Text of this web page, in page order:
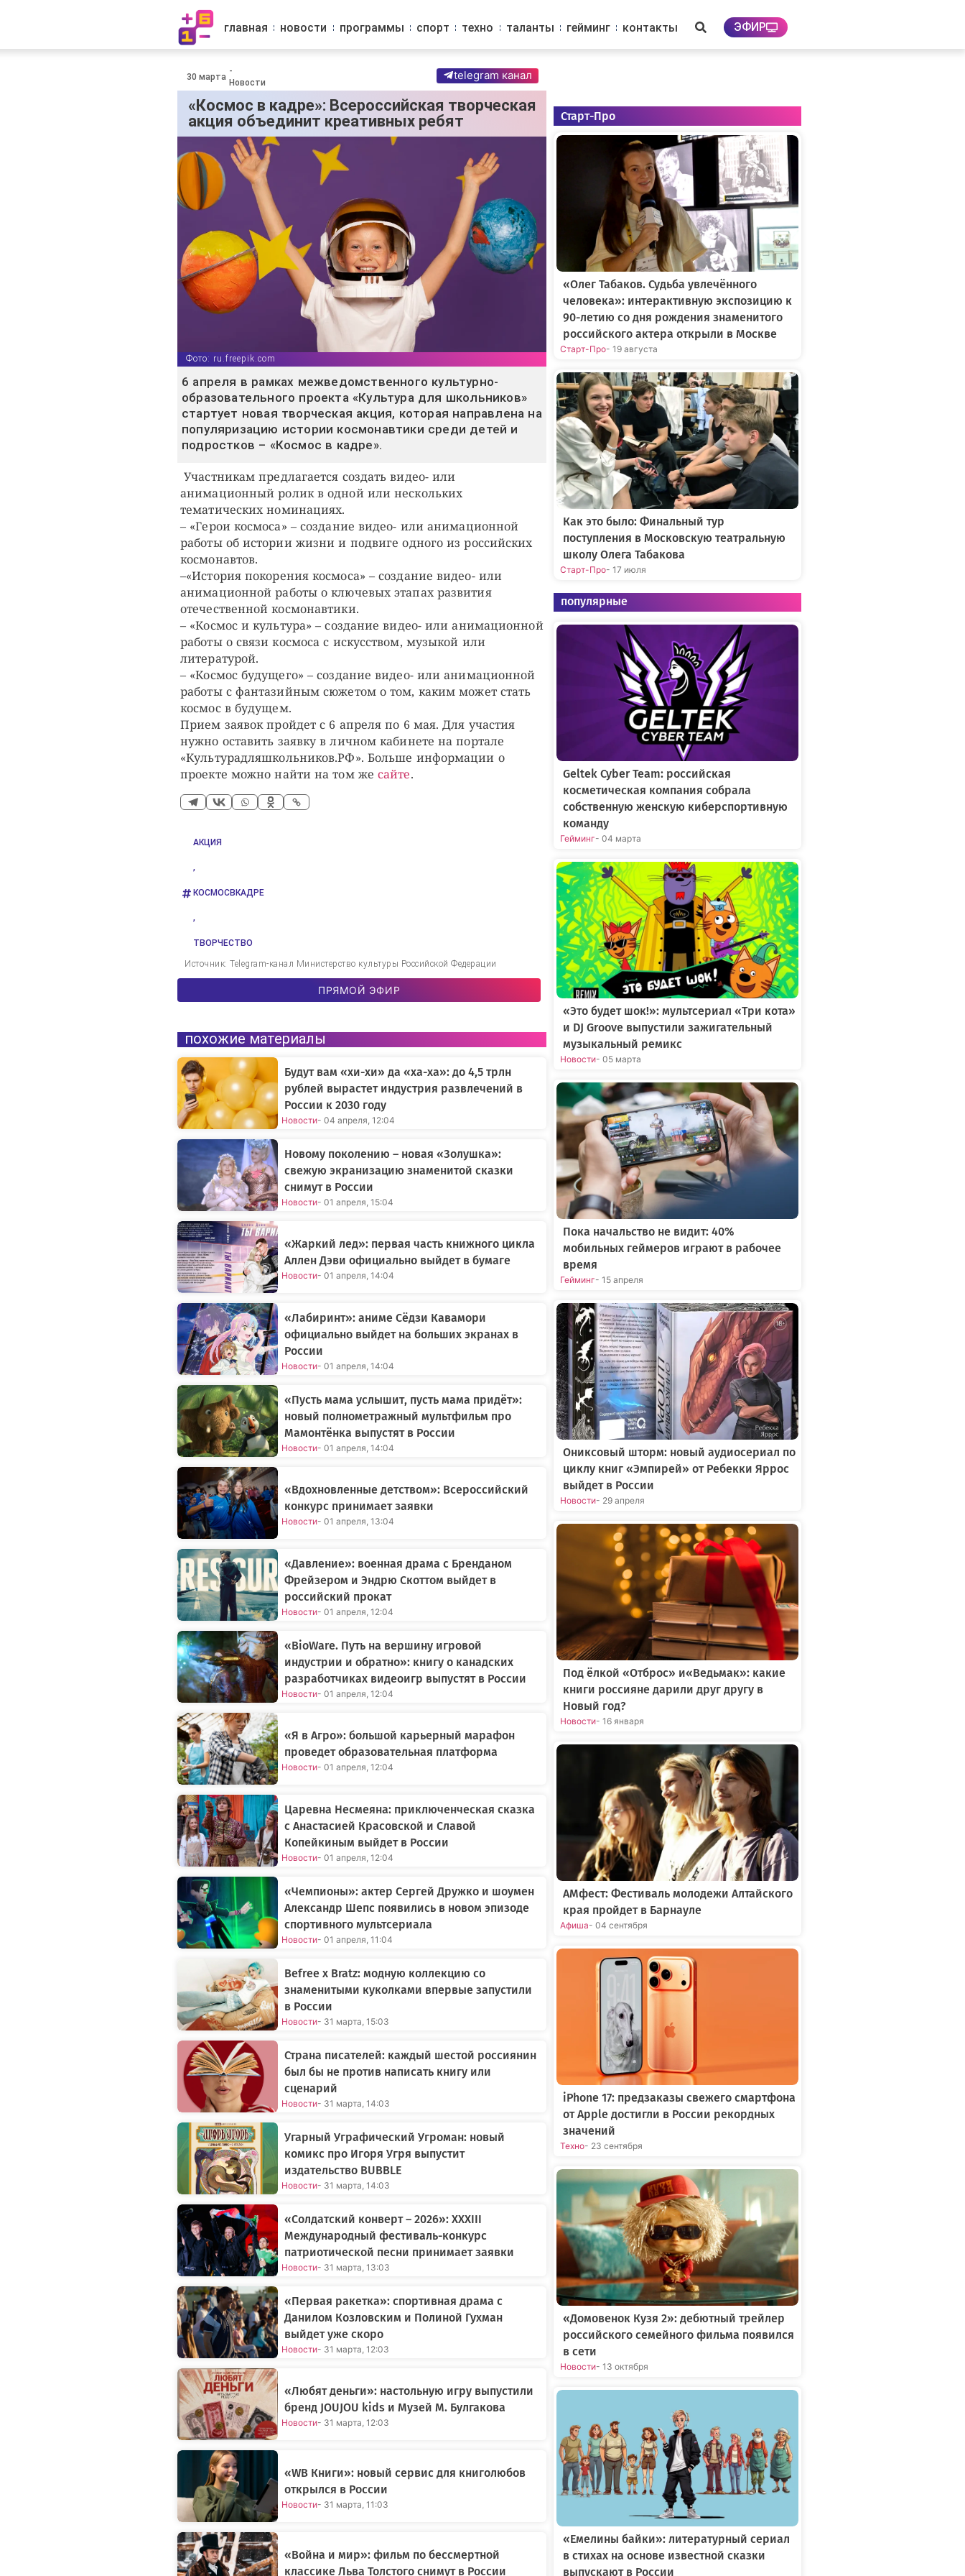
главная новости программы спорт техно таланты гейминг контакты ЭФИР
30 марта
-
Новости
telegram канал
«Космос в кадре»: Всероссийская творческая
акция объединит креативных ребят
Фото: ru.freepik.com
6 апреля в рамках межведомственного культурно-
образовательного проекта «Культура для школьников»
стартует новая творческая акция, которая направлена на
популяризацию истории космонавтики среди детей и
подростков – «Космос в кадре».
Участникам предлагается создать видео- или
анимационный ролик в одной или нескольких
тематических номинациях.
– «Герои космоса» – создание видео- или анимационной
работы об истории жизни и подвиге одного из российских
космонавтов.
–«История покорения космоса» – создание видео- или
анимационной работы о ключевых этапах развития
отечественной космонавтики.
– «Космос и культура» – создание видео- или анимационной
работы о связи космоса с искусством, музыкой или
литературой.
– «Космос будущего» – создание видео- или анимационной
работы с фантазийным сюжетом о том, каким может стать
космос в будущем.
Прием заявок пройдет с 6 апреля по 6 мая. Для участия
нужно оставить заявку в личном кабинете на портале
«Культурадляшкольников.РФ». Больше информации о
проекте можно найти на том жесайте.
АКЦИЯ
,
КОСМОСВКАДРЕ
,
ТВОРЧЕСТВО
Источник: Telegram-канал Министерство культуры Российской Федерации
ПРЯМОЙ ЭФИР
похожие материалы
Будут вам «хи-хи» да «ха-ха»: до 4,5 трлн
рублей вырастет индустрия развлечений в
России к 2030 году
Новости- 04 апреля, 12:04
Новому поколению – новая «Золушка»:
свежую экранизацию знаменитой сказки
снимут в России
Новости- 01 апреля, 15:04
«Жаркий лед»: первая часть книжного цикла
Аллен Дэви официально выйдет в бумаге
Новости- 01 апреля, 14:04
«Лабиринт»: аниме Сёдзи Кавамори
официально выйдет на больших экранах в
России
Новости- 01 апреля, 14:04
«Пусть мама услышит, пусть мама придёт»:
новый полнометражный мультфильм про
Мамонтёнка выпустят в России
Новости- 01 апреля, 14:04
«Вдохновленные детством»: Всероссийский
конкурс принимает заявки
Новости- 01 апреля, 13:04
«Давление»: военная драма с Бренданом
Фрейзером и Эндрю Скоттом выйдет в
российский прокат
Новости- 01 апреля, 12:04
«BioWare. Путь на вершину игровой
индустрии и обратно»: книгу о канадских
разработчиках видеоигр выпустят в России
Новости- 01 апреля, 12:04
«Я в Агро»: большой карьерный марафон
проведет образовательная платформа
Новости- 01 апреля, 12:04
Царевна Несмеяна: приключенческая сказка
с Анастасией Красовской и Славой
Копейкиным выйдет в России
Новости- 01 апреля, 12:04
«Чемпионы»: актер Сергей Дружко и шоумен
Александр Шепс появились в новом эпизоде
спортивного мультсериала
Новости- 01 апреля, 11:04
Befree x Bratz: модную коллекцию со
знаменитыми куколками впервые запустили
в России
Новости- 31 марта, 15:03
Страна писателей: каждый шестой россиянин
был бы не против написать книгу или
сценарий
Новости- 31 марта, 14:03
Угарный Уграфический Угроман: новый
комикс про Игоря Угря выпустит
издательство BUBBLE
Новости- 31 марта, 14:03
«Солдатский конверт – 2026»: XXXIII
Международный фестиваль-конкурс
патриотической песни принимает заявки
Новости- 31 марта, 13:03
«Первая ракетка»: спортивная драма с
Данилом Козловским и Полиной Гухман
выйдет уже скоро
Новости- 31 марта, 12:03
«Любят деньги»: настольную игру выпустили
бренд JOUJOU kids и Музей М. Булгакова
Новости- 31 марта, 12:03
«WB Книги»: новый сервис для книголюбов
открылся в России
Новости- 31 марта, 11:03
«Война и мир»: фильм по бессмертной
классике Льва Толстого снимут в России
Старт-Про
«Олег Табаков. Судьба увлечённого
человека»: интерактивную экспозицию к
90-летию со дня рождения знаменитого
российского актера открыли в Москве
Старт-Про- 19 августа
Как это было: Финальный тур
поступления в Московскую театральную
школу Олега Табакова
Старт-Про- 17 июля
популярные
Geltek Cyber Team: российская
косметическая компания собрала
собственную женскую киберспортивную
команду
Гейминг- 04 марта
«Это будет шок!»: мультсериал «Три кота»
и DJ Groove выпустили зажигательный
музыкальный ремикс
Новости- 05 марта
Пока начальство не видит: 40%
мобильных геймеров играют в рабочее
время
Гейминг- 15 апреля
Ониксовый шторм: новый аудиосериал по
циклу книг «Эмпирей» от Ребекки Яррос
выйдет в России
Новости- 29 апреля
Под ёлкой «Отброс» и«Ведьмак»: какие
книги россияне дарили друг другу в
Новый год?
Новости- 16 января
АМфест: Фестиваль молодежи Алтайского
края пройдет в Барнауле
Афиша- 04 сентября
iPhone 17: предзаказы свежего смартфона
от Apple достигли в России рекордных
значений
Техно- 23 сентября
«Домовенок Кузя 2»: дебютный трейлер
российского семейного фильма появился
в сети
Новости- 13 октября
«Емелины байки»: литературный сериал
в стихах на основе известной сказки
выпускают в России